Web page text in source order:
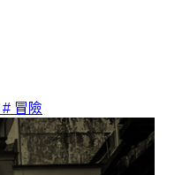
# 冒險